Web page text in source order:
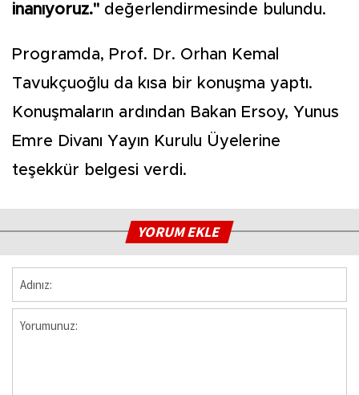
inanıyoruz." değerlendirmesinde bulundu.
Programda, Prof. Dr. Orhan Kemal
Tavukçuoğlu da kısa bir konuşma yaptı.
Konuşmaların ardından Bakan Ersoy, Yunus
Emre Divanı Yayın Kurulu Üyelerine
teşekkür belgesi verdi.
YORUM EKLE